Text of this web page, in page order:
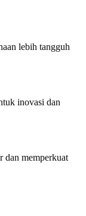
lebih tangguh
inovasi dan
dan memperkuat